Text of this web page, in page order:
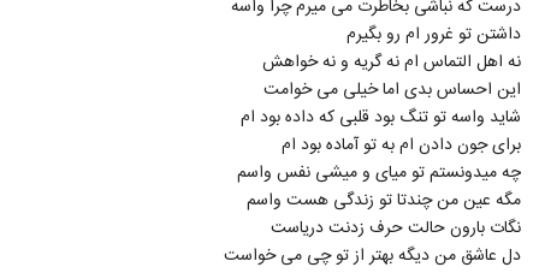
درست که نباشی بخاطرت می میرم چرا واسه
داشتن تو غرور ام رو بگیرم
نه اهل التماس ام نه گریه و نه خواهش
این احساس بدی اما خیلی می خوامت
شاید واسه تو تنگ بود قلبی که داده بود ام
برای جون دادن ام به تو آماده بود ام
چه میدونستم تو میای و میشی نفس واسم
مگه عین من چندتا تو زندگی هست واسم
نگات بارون حالت حرف زدنت دریاست
دل عاشق من دیگه بهتر از تو چی می خواست